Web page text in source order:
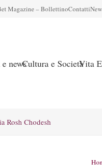
Magazine – BollettinoContatti
newsCultura e SocietàVita
Rosh Chodesh